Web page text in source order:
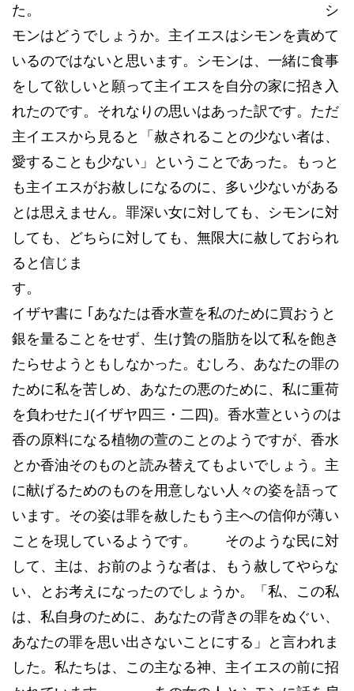
た。 シ
モンはどうでしょうか。主イエスはシモンを責めて
いるのではないと思います。シモンは、一緒に食事
をして欲しいと願って主イエスを自分の家に招き入
れたのです。それなりの思いはあった訳です。ただ
主イエスから見ると「赦されることの少ない者は、
愛することも少ない」ということであった。もっと
も主イエスがお赦しになるのに、多い少ないがある
とは思えません。罪深い女に対しても、シモンに対
しても、どちらに対しても、無限大に赦しておられ
ると信じま
す
イザヤ書に ｢あなたは香水萱を私のために買おうと
銀を量ることをせず、生け贄の脂肪を以て私を飽き
たらせようともしなかった。むしろ、あなたの罪の
ために私を苦しめ、あなたの悪のために、私に重荷
を負わせた｣(イザヤ四三・二四)。香水萱というのは
香の原料になる植物の萱のことのようですが、香水
とか香油そのものと読み替えてもよいでしょう。主
に献げるためのものを用意しない人々の姿を語って
います。その姿は罪を赦したもう主への信仰が薄い
ことを現しているようです。 そのような民に対
して、主は、お前のような者は、もう赦してやらな
い、とお考えになったのでしょうか。「私、この私
は、私自身のために、あなたの背きの罪をぬぐい、
あなたの罪を思い出さないことにする」と言われま
した。私たちは、この主なる神、主イエスの前に招